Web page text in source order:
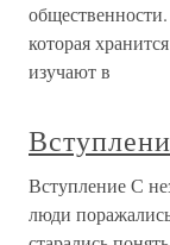
которая
изучают в
Вступление С
люди